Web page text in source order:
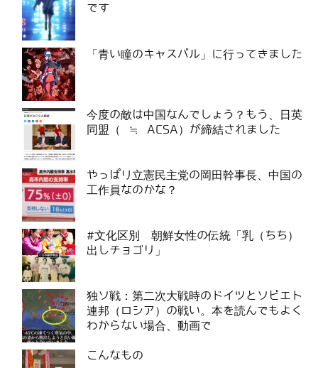
です
「青い瞳のキャスバル」に行ってきました
今度の敵は中国なんでしょう？もう、日英
同盟（ ≒ ACSA）が締結されました
やっぱり立憲民主党の岡田幹事長、中国の
工作員なのかな？
#文化区別 朝鮮女性の伝統「乳（ちち）
出しチョゴリ」
独ソ戦：第二次大戦時のドイツとソビエト
連邦（ロシア）の戦い。本を読んでもよく
わからない場合、動画で
こんなもの